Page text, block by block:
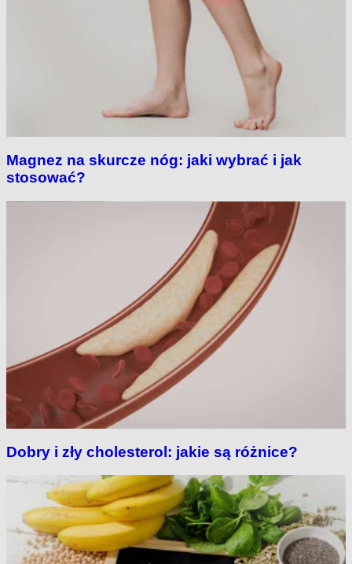
Magnez na skurcze nóg: jaki wybrać i jak
stosować?
Dobry i zły cholesterol: jakie są różnice?